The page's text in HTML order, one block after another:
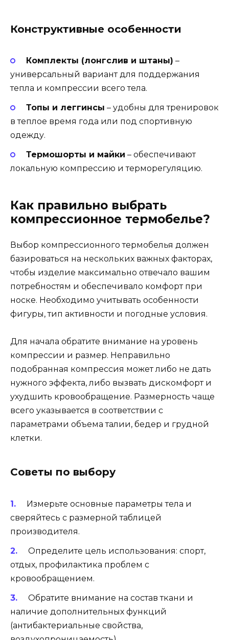
Конструктивные особенности
Комплекты (лонгслив и штаны) –
универсальный вариант для поддержания
тепла и компрессии всего тела.
Топы и леггинсы – удобны для тренировок
в теплое время года или под спортивную
одежду.
Термошорты и майки – обеспечивают
локальную компрессию и терморегуляцию.
Как правильно выбрать
компрессионное термобелье?
Выбор компрессионного термобелья должен
базироваться на нескольких важных факторах,
чтобы изделие максимально отвечало вашим
потребностям и обеспечивало комфорт при
носке. Необходимо учитывать особенности
фигуры, тип активности и погодные условия.
Для начала обратите внимание на уровень
компрессии и размер. Неправильно
подобранная компрессия может либо не дать
нужного эффекта, либо вызвать дискомфорт и
ухудшить кровообращение. Размерность чаще
всего указывается в соответствии с
параметрами объема талии, бедер и грудной
клетки.
Советы по выбору
Измерьте основные параметры тела и
сверяйтесь с размерной таблицей
производителя.
Определите цель использования: спорт,
отдых, профилактика проблем с
кровообращением.
Обратите внимание на состав ткани и
наличие дополнительных функций
(антибактериальные свойства,